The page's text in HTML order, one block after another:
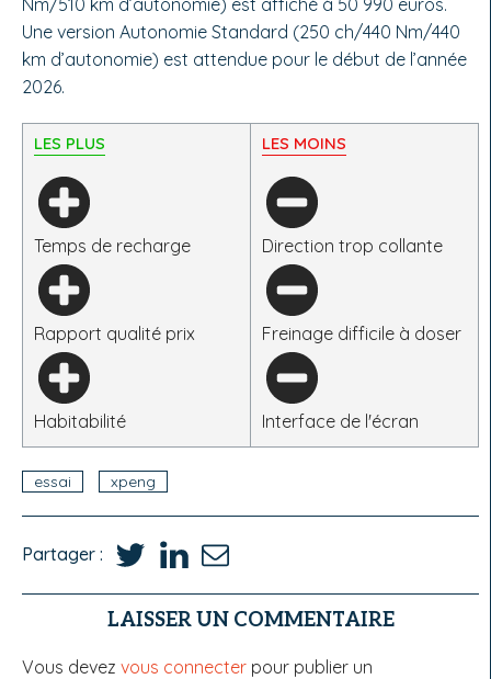
Une version Autonomie Standard (250 ch/440 Nm/440
km d’autonomie) est attendue pour le début de l’année
2026.
LES PLUS
Temps de recharge
Rapport qualité prix
Habitabilité
LES MOINS
Direction trop collante
Freinage difficile à doser
Interface de l'écran
essai xpeng
Partager :
LAISSER UN COMMENTAIRE
Vous devez vous connecter pour publier un